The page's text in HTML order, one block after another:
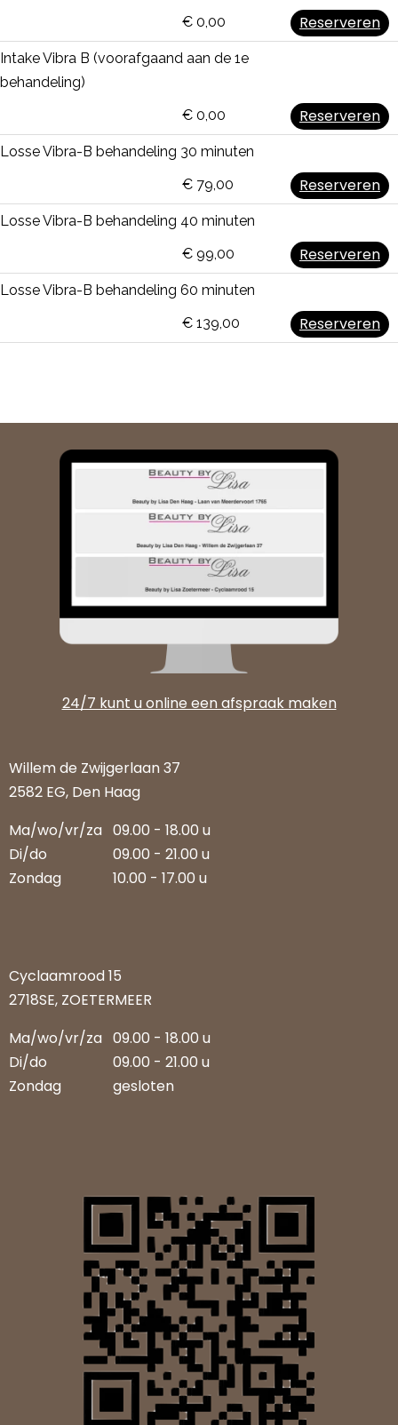
Reserveren
€ 0,00
Intake Vibra B (voorafgaand aan de 1e
behandeling)
Reserveren
€ 0,00
Losse Vibra-B behandeling 30 minuten
Reserveren
€ 79,00
Losse Vibra-B behandeling 40 minuten
Reserveren
€ 99,00
Losse Vibra-B behandeling 60 minuten
Reserveren
€ 139,00
24/7 kunt u online een afspraak maken
Willem de Zwijgerlaan 37
2582 EG, Den Haag
Ma/wo/vr/za 09.00 - 18.00 u
Di/do
09.00 - 21.00 u
Zondag
10.00 - 17.00 u
Cyclaamrood 15
2718SE, ZOETERMEER
Ma/wo/vr/za 09.00 - 18.00 u
Di/do
09.00 - 21.00 u
Zondag
gesloten